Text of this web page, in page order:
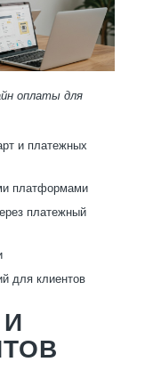
оплаты для
и платежных
платформами
платежный
для клиентов